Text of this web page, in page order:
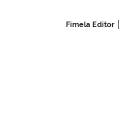
Fimela Editor